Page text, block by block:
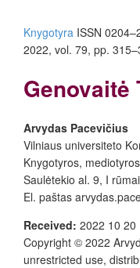
Knygotyra ISSN
2022, vol. 79, pp.
Genovaitė
Arvydas Pacevičius
Vilniaus universiteto
Knygotyros,
Saulėtekio al. 9, I
El. paštas
Received: 2022 10 20
Copyright © 2022
unrestricted use,